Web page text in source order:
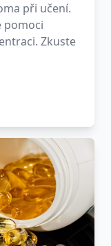
při učení.
pomoci
Zkuste